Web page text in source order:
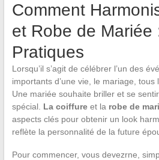
Comment
et Robe de Mariée
Pratiques
Lorsqu’il s’agit de célébrer l’un des
importants d’une vie, le mariage, tous
Une mariée souhaite briller et se
spécial. La coiffureet la robe de
aspects clés pour obtenir un look
reflète la personnalité de la future
Pour commencer, vous devezrne,